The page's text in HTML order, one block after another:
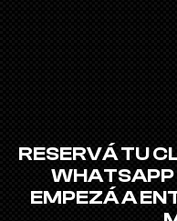
RESERVÁ TU
WHATSAPP
EMPEZÁ A